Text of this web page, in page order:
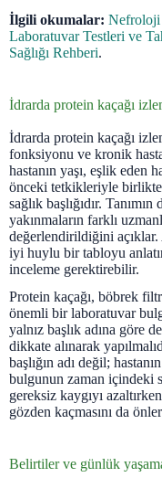
İlgili okumalar: Nefroloji
Laboratuvar Testleri ve
Sağlığı Rehberi.
İdrarda protein kaçağı
İdrarda protein kaçağı
fonksiyonu ve kronik
hastanın yaşı, eşlik eden
önceki tetkikleriyle
sağlık başlığıdır.
yakınmaların farklı
değerlendirildiğini
iyi huylu bir tabloyu
inceleme gerektirebilir.
Protein kaçağı, böbrek
önemli bir laboratuvar
yalnız başlık adına göre
dikkate alınarak
başlığın adı değil;
bulgunun zaman içindeki
gereksiz kaygıyı
gözden kaçmasını da
Belirtiler ve günlük